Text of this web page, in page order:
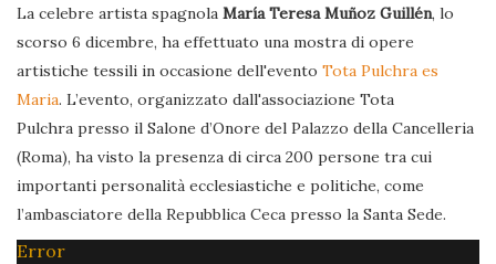
La celebre artista spagnola María Teresa Muñoz Guillén, lo
scorso 6 dicembre, ha effettuato una mostra di opere
artistiche tessili in occasione dell'evento Tota Pulchra es
Maria. L’evento, organizzato dall'associazione Tota
Pulchra presso il Salone d’Onore del Palazzo della Cancelleria
(Roma), ha visto la presenza di circa 200 persone tra cui
importanti personalità ecclesiastiche e politiche, come
l’ambasciatore della Repubblica Ceca presso la Santa Sede.
Error